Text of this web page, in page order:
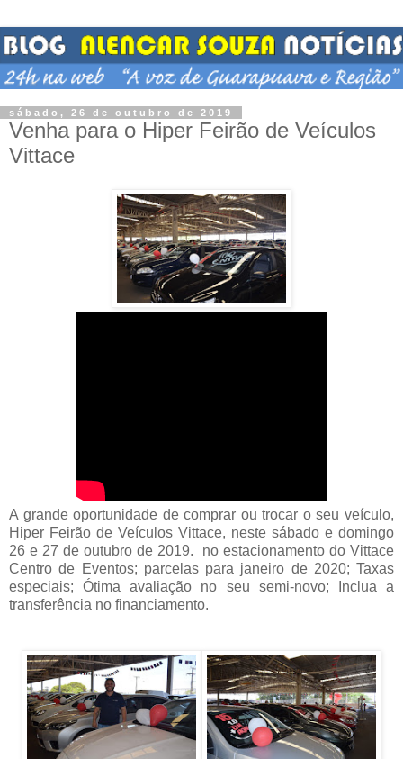
sábado, 26 de outubro de 2019
Venha para o Hiper Feirão de Veículos
Vittace
A grande oportunidade de comprar ou trocar o seu veículo,
Hiper Feirão de Veículos Vittace, neste sábado e domingo
26 e 27 de outubro de 2019. no estacionamento do Vittace
Centro de Eventos; parcelas para janeiro de 2020; Taxas
especiais; Ótima avaliação no seu semi-novo; Inclua a
transferência no financiamento.